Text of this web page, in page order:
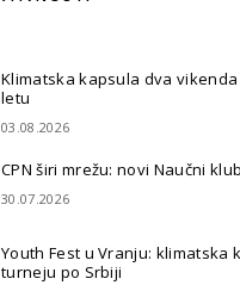
Klimatska kapsula dva
letu
03.08.2026
CPN širi mrežu: novi Naučni
30.07.2026
Youth Fest u Vranju: klimatska
turneju po Srbiji